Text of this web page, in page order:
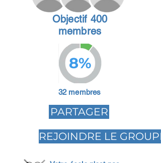
Objectif 400
membres
8%
32 membres
PARTAGER
REJOINDRE LE GROUPE